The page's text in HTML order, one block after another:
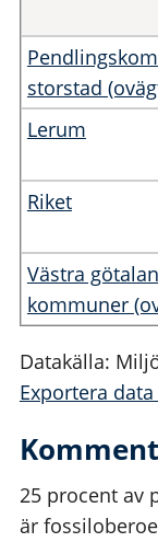
storstad
Lerum
Riket
Västra
kommuner
Datakälla:
Exportera
25 procent av
är